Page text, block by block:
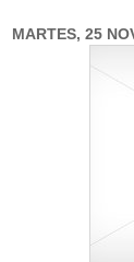
MARTES, 25